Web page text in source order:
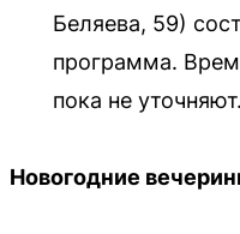
Беляева, 59)
программа.
пока не уточняют.
Новогодние